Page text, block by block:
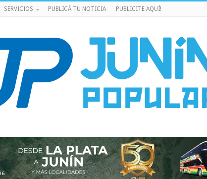
SERVICIOS PUBLICÁ TU NOTICIA PUBLICITE AQUÍ!